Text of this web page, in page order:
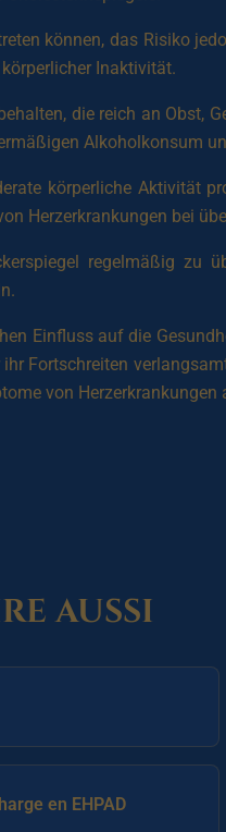
können, das Risiko
Inaktivität.
die reich an Obst,
Alkoholkonsum
körperliche Aktivität
Herzerkrankungen bei
regelmäßig zu
Einfluss auf die
Fortschreiten
von
aussi
en EHPAD